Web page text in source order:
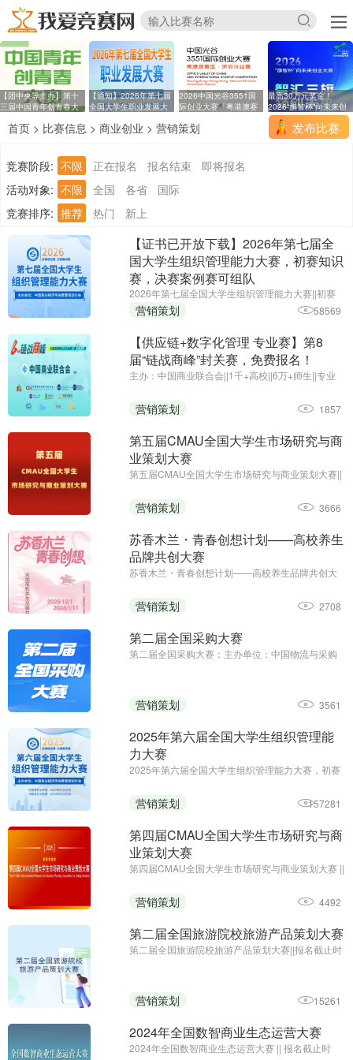
【团中央等主办】第十
三届中国青年创青春大
【通知】2026年第七届
全国大学生职业发展大
2026中国光谷3551国
际创业大赛「粤港澳赛
最高30万元奖金！
2026“旗智杯”向未来创
业
发布比赛
首页 > 比赛信息 > 商业创业 > 营销策划
竞赛阶段: 不限 正在报名 报名结束
即将报名
活动对象: 不限 全国 各省
国际
竞赛排序: 推荐 热门 新上
【证书已开放下载】2026年第七届全
国大学生组织管理能力大赛，初赛知识
赛，决赛案例赛可组队
2026年第七届全国大学生组织管理能力大赛||初赛
报名截止时间：2026年6月25日||主办单位：中国商
业经济学会教育培训分会
营销策划 58569
【供应链+数字化管理 专业赛】第8
届“链战商峰”封关赛，免费报名！
主办：中国商业联合会||1千+高校||6万+师生||专业
营销策划 1857
第五届CMAU全国大学生市场研究与商
业策划大赛
第五届CMAU全国大学生市场研究与商业策划大赛||
（www.cmau.org.cn）、Credamo见数
（www.credamo.com）
营销策划 3666
苏香木兰・青春创想计划——高校养生
品牌共创大赛
苏香木兰・青春创想计划——高校养生品牌共创大
海苏香木兰健康科技有限公司
营销策划 2708
第二届全国采购大赛
第二届全国采购大赛；主办单位：中国物流与采购
营销策划 3561
2025年第六届全国大学生组织管理能
力大赛
2025年第六届全国大学生组织管理能力大赛，初赛
日;主办单位：中国商业经济学会教育培训分会
营销策划 157281
第四届CMAU全国大学生市场研究与商
业策划大赛
第四届CMAU全国大学生市场研究与商业策划大赛 ||
院校市场学研究会、Credamo见数
营销策划 4492
第二届全国旅游院校旅游产品策划大赛
第二届全国旅游院校旅游产品策划大赛||报名截止时
营销策划 15261
2024年全国数智商业生态运营大赛
2024年全国数智商业生态运营大赛 || 报名截止时